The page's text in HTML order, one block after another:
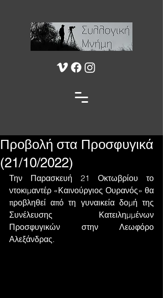
Προβολή στα Προσφυγικά
(21/10/2022)
Την Παρασκευή 21 Οκτωβρίου το
ντοκιμαντέρ «Καινούργιος Ουρανός» θα
προβληθεί από τη γυναικεία δομή της
Συνέλευσης Κατειλημμένων
Προσφυγικών στην Λεωφόρο
Αλεξάνδρας.